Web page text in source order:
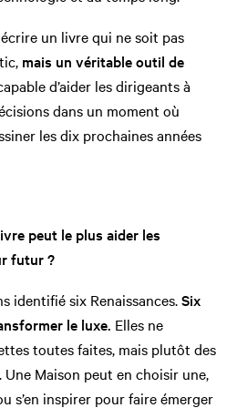
un livre qui ne soit pas
mais un véritable outil de
d’aider les dirigeants à
dans un moment où
les dix prochaines années
peut le plus aider les
futur ?
identifié six Renaissances.Six
le luxe. Elles ne
toutes faites, mais plutôt des
Maison peut en choisir une,
s’en inspirer pour faire émerger